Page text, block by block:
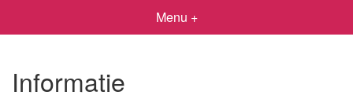
Menu +
Informatie